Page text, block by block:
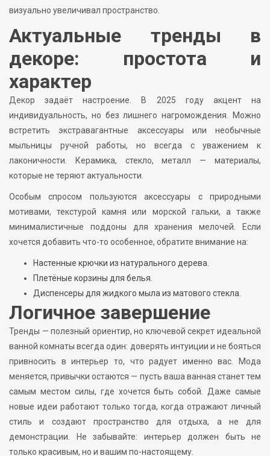
визуально увеличивал пространство.
Актуальные тренды в
декоре: простота и
характер
Декор задаёт настроение. В 2025 году акцент на
индивидуальность, но без лишнего нагромождения. Можно
встретить экстравагантные аксессуары или необычные
мыльницы ручной работы, но всегда с уважением к
лаконичности. Керамика, стекло, металл — материалы,
которые не теряют актуальности.
Особым спросом пользуются аксессуары с природными
мотивами, текстурой камня или морской гальки, а также
минималистичные поддоны для хранения мелочей. Если
хочется добавить что-то особенное, обратите внимание на:
Настенные крючки из натурального дерева.
Плетёные корзины для белья.
Диспенсеры для жидкого мыла из матового стекла.
Логичное завершение
Тренды — полезный ориентир, но ключевой секрет идеальной
ванной комнаты всегда один: доверять интуиции и не бояться
привносить в интерьер то, что радует именно вас. Мода
меняется, привычки остаются — пусть ваша ванная станет тем
самым местом силы, где хочется быть собой. Даже самые
новые идеи работают только тогда, когда отражают личный
стиль и создают пространство для отдыха, а не для
демонстрации. Не забывайте: интерьер должен быть не
только красивым, но и вашим по-настоящему.